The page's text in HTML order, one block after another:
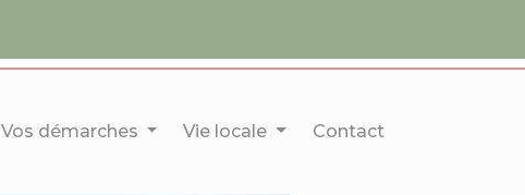
Vos démarches Vie locale Contact